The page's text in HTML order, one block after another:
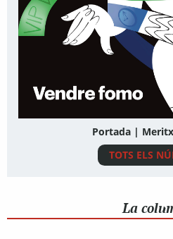
Portada |
TOTS ELS
La